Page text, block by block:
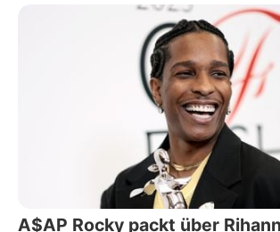
A$AP Rocky packt über